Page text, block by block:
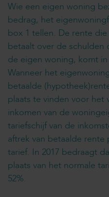
Wie een eigen woning
bedrag, het
box 1 tellen. De rente
betaalt over de schulden
de eigen woning, komt
Wanneer het
betaalde
plaats te vinden voor het
inkomen van de
tariefschijf van de
aftrek van betaalde rente
tarief. In 2017 bedraagt
plaats van het normale
52%.